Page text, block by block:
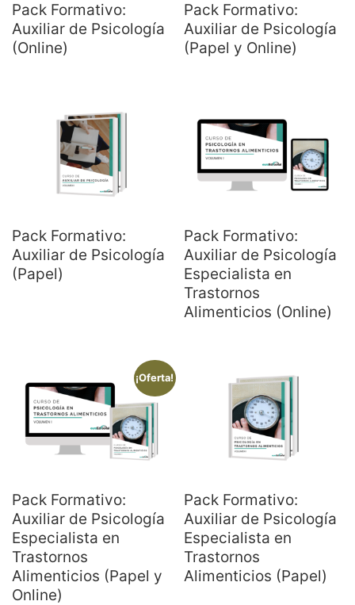
Pack Formativo:
Auxiliar de Psicología
(Online)
Pack Formativo:
Auxiliar de Psicología
(Papel y Online)
Pack Formativo:
Auxiliar de Psicología
(Papel)
Pack Formativo:
Auxiliar de Psicología
Especialista en
Trastornos
Alimenticios (Online)
¡Oferta!
Pack Formativo:
Auxiliar de Psicología
Especialista en
Trastornos
Alimenticios (Papel y
Online)
Pack Formativo:
Auxiliar de Psicología
Especialista en
Trastornos
Alimenticios (Papel)